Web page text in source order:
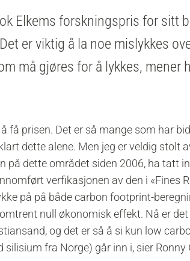
Elkems forskningspris for sitt
er viktig å la noe mislykkes
må gjøres for å lykkes, mener
få prisen. Det er så mange som har
dette alene. Men jeg er veldig stolt
på dette området siden 2006, ha tatt
verfikasjonen av den i «Fines
på på både carbon footprint-
null økonomisk effekt. Nå er
og det er så å si kun low
fra Norge) går inn i, sier Ronny